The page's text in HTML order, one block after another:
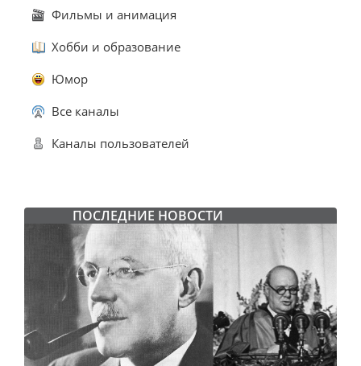
Фильмы и анимация
Хобби и образование
Юмор
Все каналы
Каналы пользователей
ПОСЛЕДНИЕ НОВОСТИ